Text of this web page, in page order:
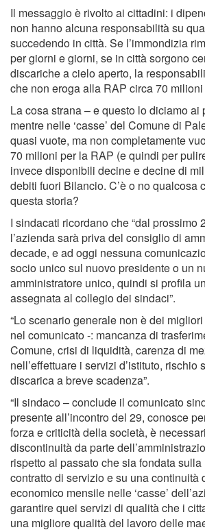
Il messaggio è rivolto ai cittadini: i
non hanno alcuna responsabilità su
succedendo in città. Se l’immondizia
per giorni e giorni, se in città sorgono
discariche a cielo aperto, la
che non eroga alla RAP circa 70
La cosa strana – e questo lo diciamo ai
mentre nelle ‘casse’ del Comune di
quasi vuote, ma non completamente
70 milioni per la RAP (e quindi per
invece disponibili decine e decine di
debiti fuori Bilancio. C’è o no qualcosa
questa storia?
I sindacati ricordano che “dal prossimo
l’azienda sarà priva del consiglio di
decade, e ad oggi nessuna
socio unico sul nuovo presidente o un
amministratore unico, quindi si profila
assegnata al collegio dei sindaci”.
“Lo scenario generale non è dei
nel comunicato -: mancanza di
Comune, crisi di liquidità, carenza di
nell’effettuare i servizi d’istituto, rischio
discarica a breve scadenza”.
“Il sindaco – conclude il comunicato
presente all’incontro del 29, conosce
forza e criticità della società, è
discontinuità da parte
rispetto al passato che sia fondata
contratto di servizio e su una continuità
economico mensile nelle ‘casse’
garantire quei servizi di qualità che i
una migliore qualità del lavoro delle